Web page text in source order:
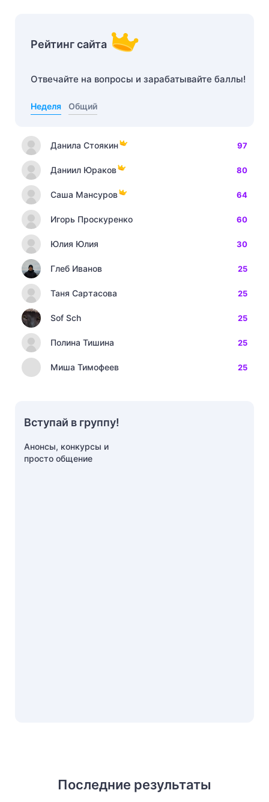
Последние результаты
Рейтинг сайта
Отвечайте на вопросы и зарабатывайте баллы!
Неделя Общий
Данила Стоякин 97
Даниил Юраков 80
Саша Мансуров 64
Игорь Проскуренко 60
Юлия Юлия 30
Глеб Иванов 25
Таня Сартасова 25
Sof Sch 25
Полина Тишина 25
Миша Тимофеев 25
Вступай в группу!
Анонсы, конкурсы и
просто общение